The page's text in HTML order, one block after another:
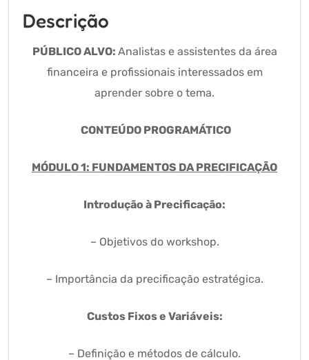
Descrição
PÚBLICO ALVO: Analistas e assistentes da área
financeira e profissionais interessados em
aprender sobre o tema.
CONTEÚDO PROGRAMÁTICO
MÓDULO 1: FUNDAMENTOS DA PRECIFICAÇÃO
Introdução à Precificação:
– Objetivos do workshop.
– Importância da precificação estratégica.
Custos Fixos e Variáveis:
– Definição e métodos de cálculo.